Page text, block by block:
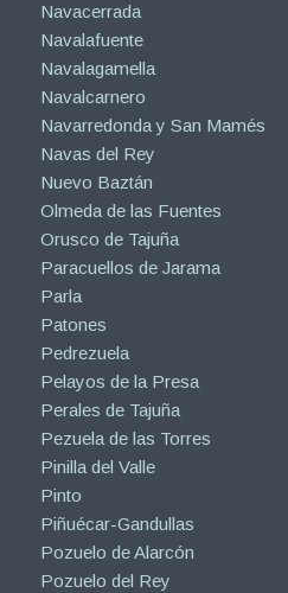
Navacerrada
Navalafuente
Navalagamella
Navalcarnero
Navarredonda y San Mamés
Navas del Rey
Nuevo Baztán
Olmeda de las Fuentes
Orusco de Tajuña
Paracuellos de Jarama
Parla
Patones
Pedrezuela
Pelayos de la Presa
Perales de Tajuña
Pezuela de las Torres
Pinilla del Valle
Pinto
Piñuécar-Gandullas
Pozuelo de Alarcón
Pozuelo del Rey